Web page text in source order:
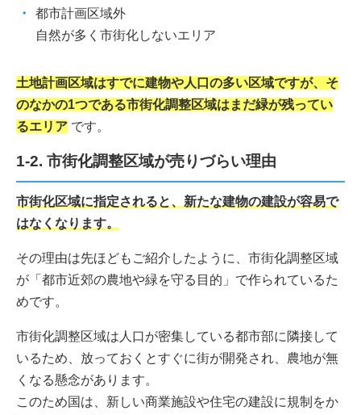
都市計画区域外
自然が多く市街化しないエリア
土地計画区域はすでに建物や人口の多い区域ですが、そ
のなかの1つである市街化調整区域はまだ緑が残ってい
るエリア です。
1-2. 市街化調整区域が売りづらい理由
市街化区域に指定されると、新たな建物の建設が容易で
はなくなります。
その理由は先ほどもご紹介したように、市街化調整区域
が「都市近郊の農地や緑を守る目的」で作られているた
めです。
市街化調整区域は人口が密集している都市部に隣接して
いるため、放っておくとすぐに街が開発され、農地が無
くなる懸念があります。
このため国は、新しい商業施設や住宅の建設に規制をか